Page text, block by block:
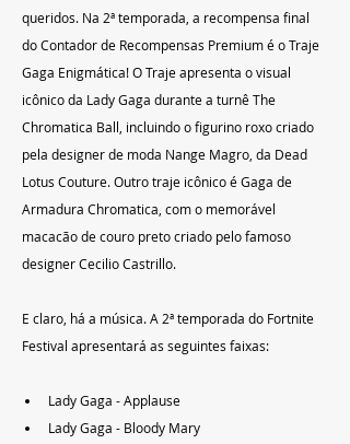
queridos. Na 2ª temporada, a recompensa final
do Contador de Recompensas Premium é o Traje
Gaga Enigmática! O Traje apresenta o visual
icônico da Lady Gaga durante a turnê The
Chromatica Ball, incluindo o figurino roxo criado
pela designer de moda Nange Magro, da Dead
Lotus Couture. Outro traje icônico é Gaga de
Armadura Chromatica, com o memorável
macacão de couro preto criado pelo famoso
designer Cecilio Castrillo.
E claro, há a música. A 2ª temporada do Fortnite
Festival apresentará as seguintes faixas:
Lady Gaga - Applause
Lady Gaga - Bloody Mary